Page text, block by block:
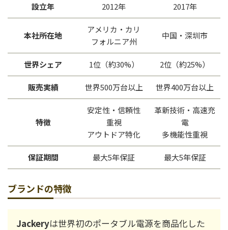
設立年
2012年 2017年
本社所在地
アメリカ・カリ
フォルニア州
中国・深圳市
世界シェア 1位（約30%） 2位（約25%）
販売実績 世界500万台以上 世界400万台以上
特徴
安定性・信頼性
重視
アウトドア特化
革新技術・高速充
電
多機能性重視
保証期間 最大5年保証 最大5年保証
ブランドの特徴
Jackeryは世界初のポータブル電源を商品化した